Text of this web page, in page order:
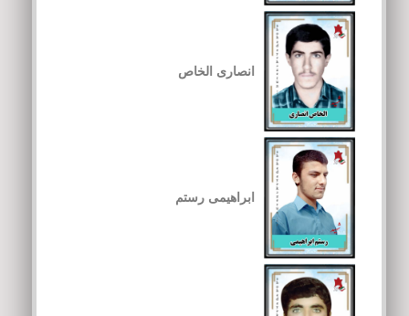
انصاری الخاص
ابراهیمی رستم